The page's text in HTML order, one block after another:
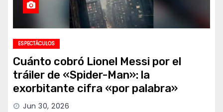
ESPECTÁCULOS
Cuánto cobró Lionel Messi por el
tráiler de «Spider-Man»: la
exorbitante cifra «por palabra»
Jun 30, 2026